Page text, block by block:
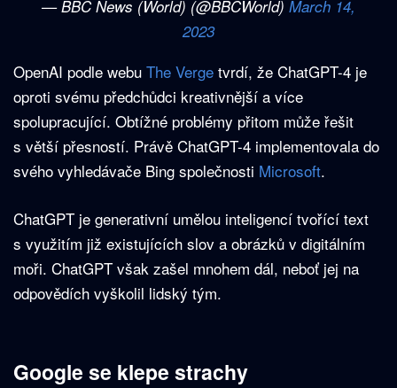
— BBC News (World) (@BBCWorld) March 14,
2023
OpenAI podle webu The Verge tvrdí, že ChatGPT-4 je
oproti svému předchůdci kreativnější a více
spolupracující. Obtížné problémy přitom může řešit
s větší přesností. Právě ChatGPT-4 implementovala do
svého vyhledávače Bing společnosti Microsoft.
ChatGPT je generativní umělou inteligencí tvořící text
s využitím již existujících slov a obrázků v digitálním
moři. ChatGPT však zašel mnohem dál, neboť jej na
odpovědích vyškolil lidský tým.
Google se klepe strachy